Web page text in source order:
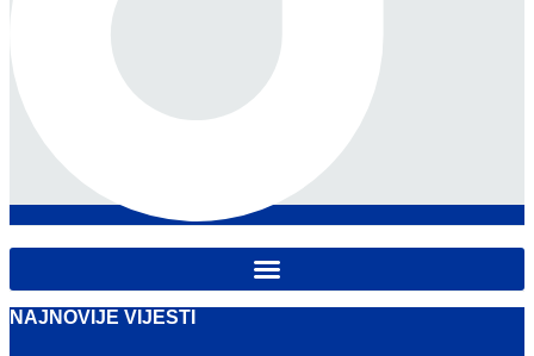
NAJNOVIJE VIJESTI